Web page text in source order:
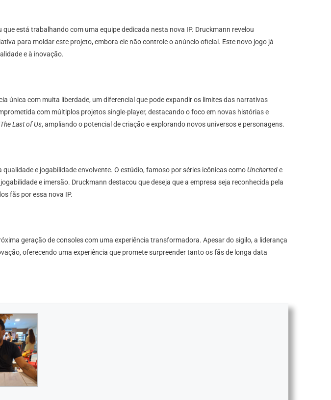
está trabalhando com uma equipe dedicada nesta nova IP. Druckmann revelou
para moldar este projeto, embora ele não controle o anúncio oficial. Este novo jogo já
e à inovação.
única com muita liberdade, um diferencial que pode expandir os limites das narrativas
com múltiplos projetos single-player, destacando o foco em novas histórias e
The Last of Us, ampliando o potencial de criação e explorando novos universos e personagens.
e jogabilidade envolvente. O estúdio, famoso por séries icônicas comoUnchartede
e imersão. Druckmann destacou que deseja que a empresa seja reconhecida pela
fãs por essa nova IP.
geração de consoles com uma experiência transformadora. Apesar do sigilo, a liderança
oferecendo uma experiência que promete surpreender tanto os fãs de longa data